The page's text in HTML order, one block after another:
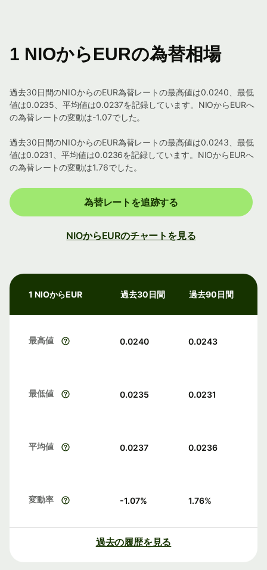
1 NIOからEURの為替相場
過去30日間のNIOからのEUR為替レートの最高値は0.0240、最低
値は0.0235、平均値は0.0237を記録しています。NIOからEURへ
の為替レートの変動は-1.07でした。
過去30日間のNIOからのEUR為替レートの最高値は0.0243、最低
値は0.0231、平均値は0.0236を記録しています。NIOからEURへ
の為替レートの変動は1.76でした。
為替レートを追跡する
NIOからEURのチャートを見る
1 NIOからEUR 過去30日間 過去90日間
最高値 0.0240 0.0243
最低値 0.0235 0.0231
平均値 0.0237 0.0236
変動率 -1.07% 1.76%
過去の履歴を見る